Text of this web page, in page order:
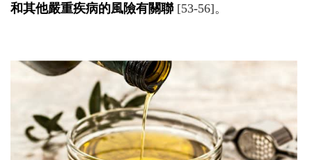
和其他嚴重疾病的風險有關聯[53-56]。